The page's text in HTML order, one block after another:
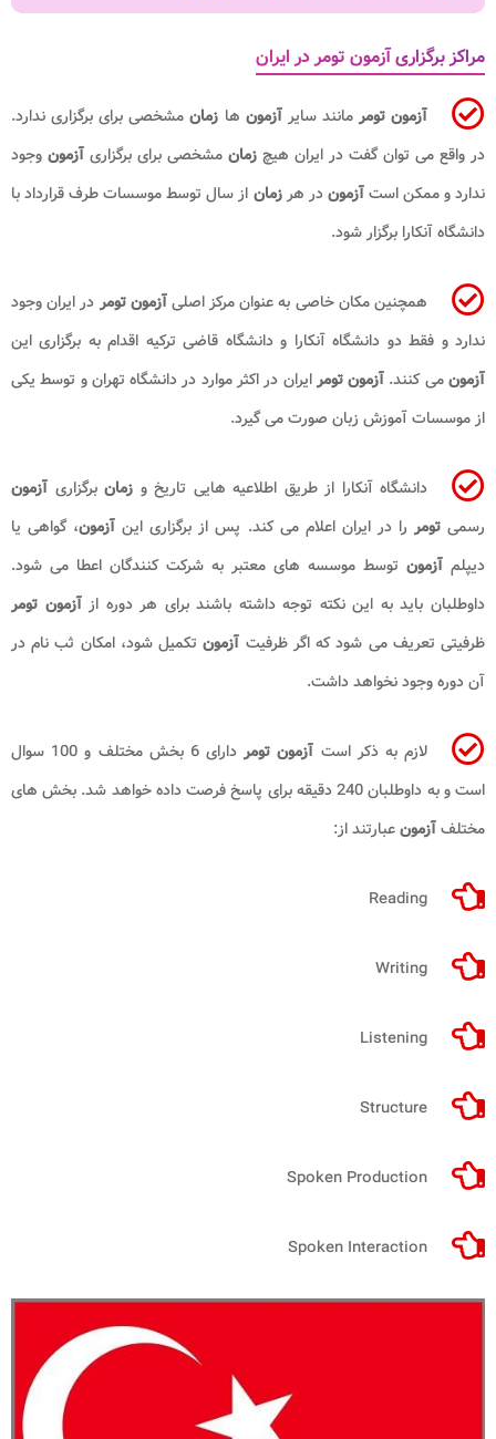
مراکز برگزاری آزمون تومر در ایران
آزمون تومرمانند سایرآزمون ها زمان مشخصی برای برگزاری ندارد.
در واقع می توان گفت در ایران هیچ زمان مشخصی برای برگزاری آزمون وجود
ندارد و ممکن استآزموندر هرزمان از سال توسط موسسات طرف قرارداد با
دانشگاه آنکارا برگزار شود.
همچنین مکان خاصی به عنوان مرکز اصلیآزمون تومردر ایران وجود
ندارد و فقط دو دانشگاه آنکارا و دانشگاه قاضی ترکیه اقدام به برگزاری این
آزمونمی کنند. آزمون تومرایران در اکثر موارد در دانشگاه تهران و توسط یکی
از موسسات آموزش زبان صورت می گیرد.
دانشگاه آنکارا از طریق اطلاعیه هایی تاریخ و زمانبرگزاری آزمون
رسمیتومر را در ایران اعلام می کند. پس از برگزاری این آزمون، گواهی یا
دیپلم آزمون توسط موسسه های معتبر به شرکت کنندگان اعطا می شود.
داوطلبان باید به این نکته توجه داشته باشند برای هر دوره ازآزمون تومر
ظرفیتی تعریف می شود که اگر ظرفیت آزمون تکمیل شود، امکان ثب نام در
آن دوره وجود نخواهد داشت.
لازم به ذکر است آزمون تومر
دارای 6 بخش مختلف و 100 سوال
است و به داوطلبان 240 دقیقه برای پاسخ فرصت داده خواهد شد. بخش های
مختلفآزمونعبارتند از:
Reading
Writing
Listening
Structure
Spoken Production
Spoken Interaction